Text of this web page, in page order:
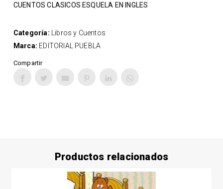
CUENTOS CLASICOS ESQUELA EN INGLES
Categoría:
Libros y Cuentos
Marca: EDITORIAL PUEBLA
Compartir
Productos relacionados